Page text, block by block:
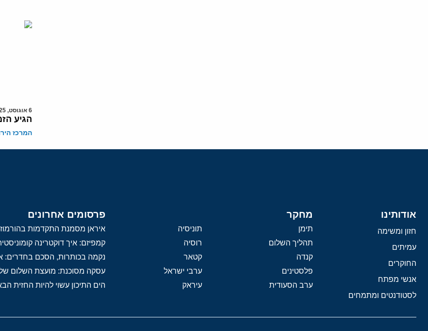
6 אוגוסט, 2025
הגיע
המרכז
אודותינו
חזון ומשימה
עמיתים
החוקרים
אנשי מפתח
לסטודנטים ומתמחים
מחקר
תימן
תוניסיה
תהליך השלום
רוסיה
קנדה
קטאר
פלסטינים
ערבי ישראל
ערב הסעודית
עיראק
פרסומים אחרונים
איראן מסמנת התקדמות
קמפיזם: איך דוקטרינה
נקמה בכותרות, הסכם בחדרים:
עסקה מסוכנת: מועצת השלום
הים התיכון עשוי להיות החזית